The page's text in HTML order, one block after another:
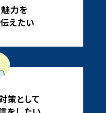
力を
えたい
策として